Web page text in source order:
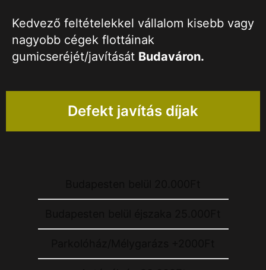
Kedvező feltételekkel vállalom kisebb vagy
nagyobb cégek flottáinak
gumicseréjét/javítását Budaváron.
Defekt javítás díjak